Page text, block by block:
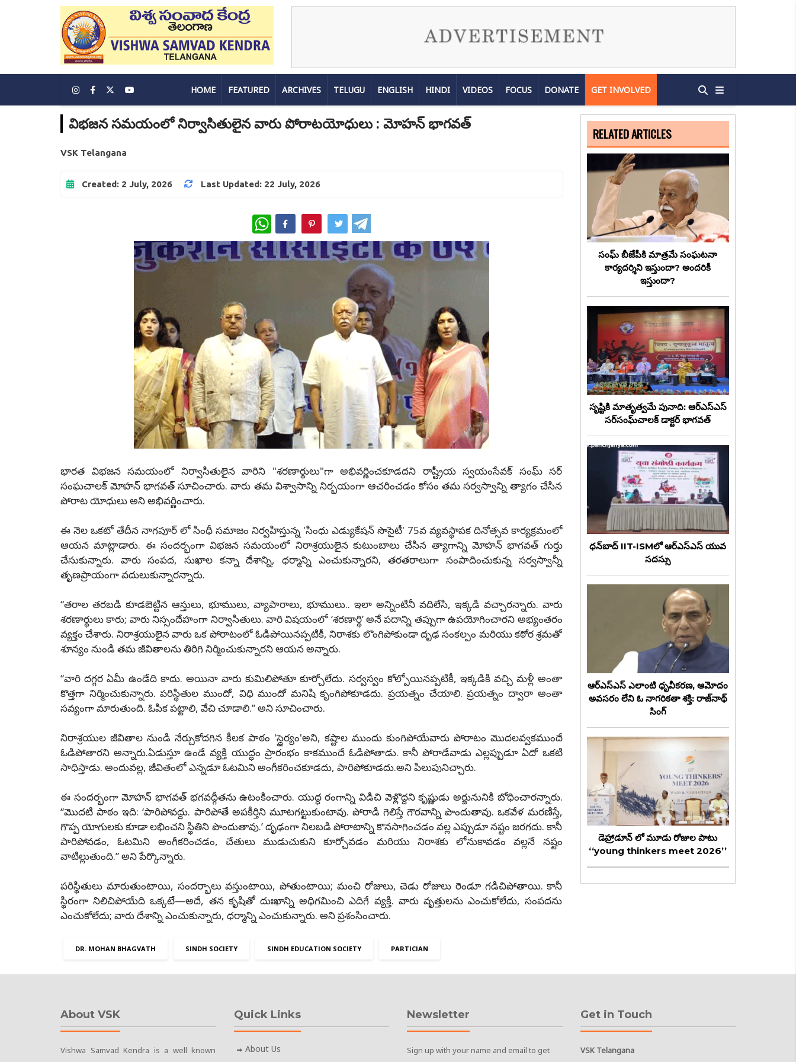
HOME FEATURED ARCHIVES TELUGU ENGLISH HINDI VIDEOS FOCUS DONATE GET INVOLVED
విభజన సమయంలో నిర్వాసితులైన వారు పోరాటయోధులు : మోహన్ భాగవత్
VSK Telangana
Created: 2 July, 2026 Last Updated: 22 July, 2026
WhatsApp
భారత విభజన సమయంలో నిర్వాసితులైన వారిని "శరణార్థులు"గా అభివర్ణించకూడదని రాష్ట్రీయ స్వయంసేవక్ సంఘ్ సర్
సంఘచాలక్ మోహన్ భాగవత్ సూచించారు. వారు తమ విశ్వాసాన్ని నిర్భయంగా ఆచరించడం కోసం తమ సర్వస్వాన్ని త్యాగం చేసిన
పోరాట యోధులు అని అభివర్ణించారు.
ఈ నెల ఒకటో తేదీన నాగపూర్ లో సింధీ సమాజం నిర్వహిస్తున్న 'సింధు ఎడ్యుకేషన్ సొసైటీ' 75వ వ్యవస్థాపక దినోత్సవ కార్యక్రమంలో
ఆయన మాట్లాడారు. ఈ సందర్భంగా విభజన సమయంలో నిరాశ్రయులైన కుటుంబాలు చేసిన త్యాగాన్ని మోహన్ భాగవత్ గుర్తు
చేసుకున్నారు. వారు సంపద, సుఖాల కన్నా దేశాన్ని, ధర్మాన్ని ఎంచుకున్నారని, తరతరాలుగా సంపాదించుకున్న సర్వస్వాన్నీ
తృణప్రాయంగా వదులుకున్నారన్నారు.
“తరాల తరబడి కూడబెట్టిన ఆస్తులు, భూములు, వ్యాపారాలు, భూములు.. ఇలా అన్నింటినీ వదిలేసి, ఇక్కడి వచ్చారన్నారు. వారు
శరణార్థులు కారు; వారు నిస్సందేహంగా నిర్వాసితులు. వారి విషయంలో ‘శరణార్థి’ అనే పదాన్ని తప్పుగా ఉపయోగించారని అభ్యంతరం
వ్యక్తం చేశారు. నిరాశ్రయులైన వారు ఒక పోరాటంలో ఓడిపోయినప్పటికీ, నిరాశకు లొంగిపోకుండా దృఢ సంకల్పం మరియు కఠోర శ్రమతో
శూన్యం నుండి తమ జీవితాలను తిరిగి నిర్మించుకున్నారని ఆయన అన్నారు.
‘‘వారి దగ్గర ఏమీ ఉండేది కాదు. అయినా వారు కుమిలిపోతూ కూర్చోలేదు. సర్వస్వం కోల్పోయినప్పటికీ, ఇక్కడికి వచ్చి మళ్లీ అంతా
కొత్తగా నిర్మించుకున్నారు. పరిస్థితుల ముందో, విధి ముందో మనిషి కృంగిపోకూడదు. ప్రయత్నం చేయాలి. ప్రయత్నం ద్వారా అంతా
సవ్యంగా మారుతుంది. ఓపిక పట్టాలి, వేచి చూడాలి.’’ అని సూచించారు.
నిరాశ్రయుల జీవితాల నుండి నేర్చుకోదగిన కీలక పాఠం 'స్థైర్యం'అని, కష్టాల ముందు కుంగిపోయేవారు పోరాటం మొదలవ్వకముందే
ఓడిపోతారని అన్నారు.ఏడుస్తూ ఉండే వ్యక్తి యుద్ధం ప్రారంభం కాకముందే ఓడిపోతాడు. కానీ పోరాడేవాడు ఎల్లప్పుడూ ఏదో ఒకటి
సాధిస్తాడు. అందువల్ల, జీవితంలో ఎన్నడూ ఓటమిని అంగీకరించకూడదు, పారిపోకూడదు.అని పిలుపునిచ్చారు.
ఈ సందర్భంగా మోహన్ భాగవత్ భగవద్గీతను ఉటంకించారు. యుద్ధ రంగాన్ని విడిచి వెళ్లొద్దని కృష్ణుడు అర్జునునికి బోధించారన్నారు.
‘‘మొదటి పాఠం ఇది: ‘పారిపోవద్దు. పారిపోతే అపకీర్తిని మూటగట్టుకుంటావు. పోరాడి గెలిస్తే గౌరవాన్ని పొందుతావు. ఒకవేళ మరణిస్తే,
గొప్ప యోగులకు కూడా లభించని స్థితిని పొందుతావు.’ దృఢంగా నిలబడి పోరాటాన్ని కొనసాగించడం వల్ల ఎప్పుడూ నష్టం జరగదు. కానీ
పారిపోవడం, ఓటమిని అంగీకరించడం, చేతులు ముడుచుకుని కూర్చోవడం మరియు నిరాశకు లోనుకావడం వల్లనే నష్టం
వాటిల్లుతుంది.” అని పేర్కొన్నారు.
పరిస్థితులు మారుతుంటాయి, సందర్భాలు వస్తుంటాయి, పోతుంటాయి; మంచి రోజులు, చెడు రోజులు రెండూ గడిచిపోతాయి. కానీ
స్థిరంగా నిలిచిపోయేది ఒక్కటే—అదే, తన కృషితో దుఃఖాన్ని అధిగమించి ఎదిగే వ్యక్తి. వారు వృత్తులను ఎంచుకోలేదు, సంపదను
ఎంచుకోలేదు; వారు దేశాన్ని ఎంచుకున్నారు, ధర్మాన్ని ఎంచుకున్నారు. అని ప్రశంసించారు.
DR. MOHAN BHAGVATH SINDH SOCIETY SINDH EDUCATION SOCIETY PARTICIAN
RELATED ARTICLES
సంఘ్ బీజేపీకి మాత్రమే సంఘటనా
కార్యదర్శిని ఇస్తుందా? అందరికీ
ఇస్తుందా?
సృష్టికి మాతృత్వమే పునాది: ఆర్‌ఎస్‌ఎస్
సర్‌సంఘ్‌చాలక్ డాక్టర్ భాగవత్
ధన్‌బాద్‌ IIT-ISMలో ఆర్ఎస్ఎస్ యువ
సదస్సు
ఆర్ఎస్ఎస్ ఎలాంటి ధృవీకరణ, ఆమోదం
అవసరం లేని ఓ నాగరికతా శక్తి: రాజ్‌నాథ్
సింగ్
డెహ్రాడూన్ లో మూడు రోజుల పాటు
‘‘young thinkers meet 2026’’
About VSK
Vishwa Samvad Kendra is a well known
Quick Links
About Us
Newsletter
Sign up with your name and email to get
Get in Touch
VSK Telangana